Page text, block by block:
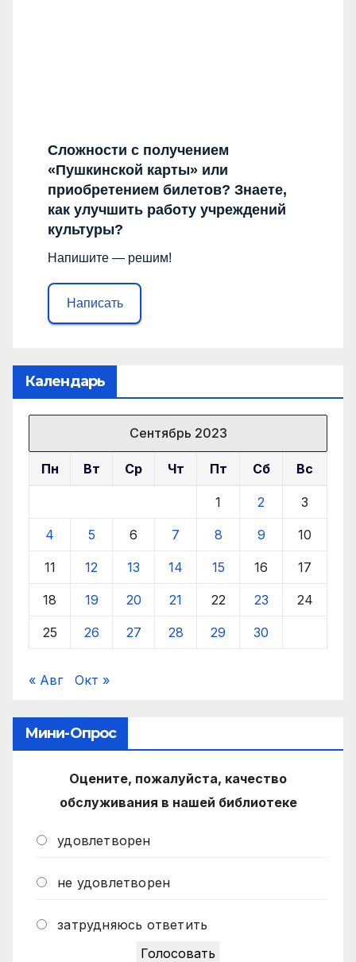
Сложности с получением
«Пушкинской карты» или
приобретением билетов? Знаете,
как улучшить работу учреждений
культуры?
Напишите — решим!
Написать
Календарь
Сентябрь 2023
Пн Вт Ср Чт Пт Сб Вс
1 2 3
4 5 6 7 8 9 10
11 12 13 14 15 16 17
18 19 20 21 22 23 24
25 26 27 28 29 30
« Авг Окт »
Мини-Опрос
Оцените, пожалуйста, качество
обслуживания в нашей библиотеке
удовлетворен
не удовлетворен
затрудняюсь ответить